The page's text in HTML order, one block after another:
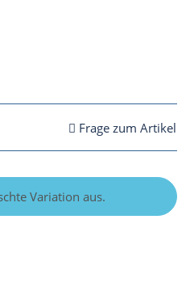
Frage zum Artikel
Variation aus.